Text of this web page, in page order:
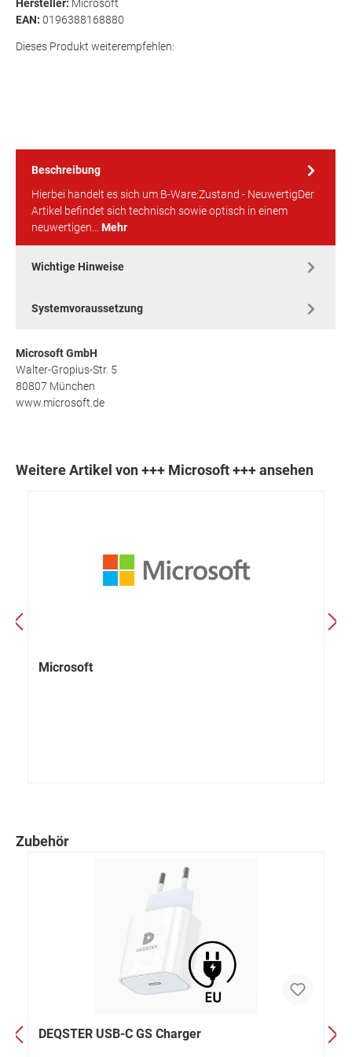
Hersteller: Microsoft
EAN: 0196388168880
Dieses Produkt weiterempfehlen:
Beschreibung
Hierbei handelt es sich um B-Ware:Zustand - NeuwertigDer
Artikel befindet sich technisch sowie optisch in einem
neuwertigen… Mehr
Wichtige Hinweise
Systemvoraussetzung
Microsoft GmbH
Walter-Gropius-Str. 5
80807 München
www.microsoft.de
Weitere Artikel von +++ Microsoft +++ ansehen
Microsoft
Zubehör
DEQSTER USB-C GS Charger